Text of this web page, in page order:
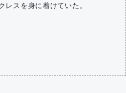
レスを身に着けていた。